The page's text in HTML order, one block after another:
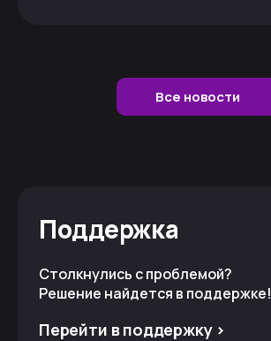
Все новости
Поддержка
Столкнулись с проблемой?
Решение найдется в поддержке!
Перейти в поддержку >